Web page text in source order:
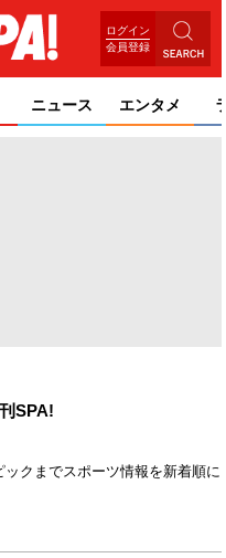
ログイン
会員登録
ニュース エンタメ
SPA!
クまでスポーツ情報を新着順に